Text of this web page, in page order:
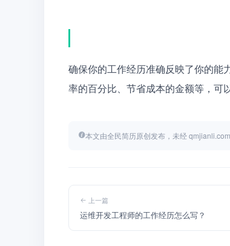
确保你的工作经历准确反映了你的能
率的百分比、节省成本的金额等，可
本文由全民简历原创发布，未经
上一篇
运维开发工程师的工作经历怎么写？